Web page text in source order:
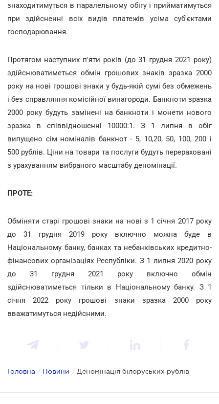
знаходитимуться в паралельному обігу і прийматимуться
при здійсненні всіх видів платежів усіма суб'єктами
господарювання.
Протягом наступних п'яти років (до 31 грудня 2021 року)
здійснюватиметься обмін грошових знаків зразка 2000
року на нові грошові знаки у будь-якій сумі без обмежень
і без справляння комісійної винагороди. Банкноти зразка
2000 року будуть замінені на банкноти і монети нового
зразка в співвідношенні 10000:1. З 1 липня в обіг
випущено сім номіналів банкнот - 5, 10,20, 50, 100, 200 і
500 рублів. Ціни на товари та послуги будуть перераховані
з урахуванням вибраного масштабу деномінації.
ПРОТЕ:
Обміняти старі грошові знаки на нові з 1 січня 2017 року
до 31 грудня 2019 року включно можна буде в
Національному банку, банках та небанківських кредитно-
фінансових організаціях Республіки. З 1 липня 2020 року
до 31 грудня 2021 року включно обмін
здійснюватиметься тільки в Національному банку. З 1
січня 2022 року грошові знаки зразка 2000 року
вважатимуться недійсними.
Головна / Новини / Деномінація білоруських рублів